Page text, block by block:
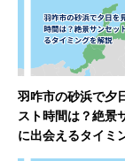
羽咋市の砂浜で夕
スト時間は？絶景
に出会えるタイミ